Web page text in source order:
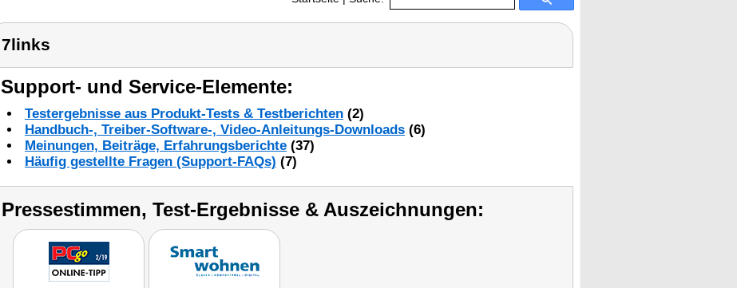
7links
Support- und Service-Elemente:
Testergebnisse aus Produkt-Tests & Testberichten (2)
Handbuch-, Treiber-Software-, Video-Anleitungs-Downloads (6)
Meinungen, Beiträge, Erfahrungsberichte (37)
Häufig gestellte Fragen (Support-FAQs) (7)
Pressestimmen, Test-Ergebnisse & Auszeichnungen: